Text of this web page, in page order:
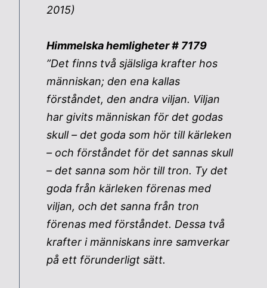
2015)
Himmelska hemligheter # 7179
”Det finns två själsliga krafter hos
människan; den ena kallas
förståndet, den andra viljan. Viljan
har givits människan för det godas
skull – det goda som hör till kärleken
– och förståndet för det sannas skull
– det sanna som hör till tron. Ty det
goda från kärleken förenas med
viljan, och det sanna från tron
förenas med förståndet. Dessa två
krafter i människans inre samverkar
på ett förunderligt sätt.